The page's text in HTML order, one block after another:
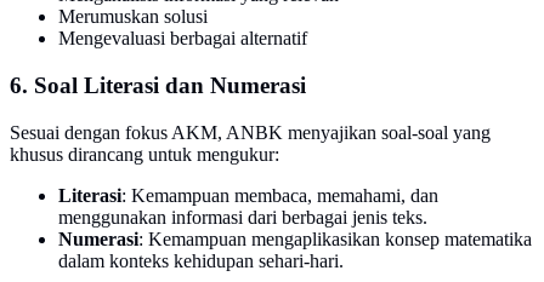
Merumuskan solusi
Mengevaluasi berbagai alternatif
6. Soal Literasi dan Numerasi
Sesuai dengan fokus AKM, ANBK menyajikan soal-soal yang
khusus dirancang untuk mengukur:
Literasi: Kemampuan membaca, memahami, dan
menggunakan informasi dari berbagai jenis teks.
Numerasi: Kemampuan mengaplikasikan konsep matematika
dalam konteks kehidupan sehari-hari.